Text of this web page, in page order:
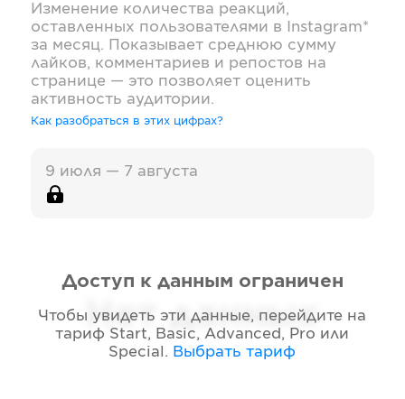
Изменение количества реакций,
оставленных пользователями в
Instagram*
за месяц. Показывает среднюю сумму
лайков, комментариев и репостов на
странице — это позволяет оценить
активность аудитории.
Как разобраться в этих цифрах?
9 июля — 7 августа
Нет данных
Доступ к данным ограничен
Чтобы увидеть эти данные, перейдите на
тариф Start, Basic, Advanced, Pro или
Special . Выбрать тариф